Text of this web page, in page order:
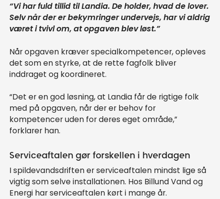
“Vi har fuld tillid til Landia. De holder, hvad de lover.
Selv når der er bekymringer undervejs, har vi aldrig
været i tvivl om, at opgaven blev løst.”
Når opgaven kræver specialkompetencer, opleves
det som en styrke, at de rette fagfolk bliver
inddraget og koordineret.
“Det er en god løsning, at Landia får de rigtige folk
med på opgaven, når der er behov for
kompetencer uden for deres eget område,”
forklarer han.
Serviceaftalen gør forskellen i hverdagen
I spildevandsdriften er serviceaftalen mindst lige så
vigtig som selve installationen. Hos Billund Vand og
Energi har serviceaftalen kørt i mange år.